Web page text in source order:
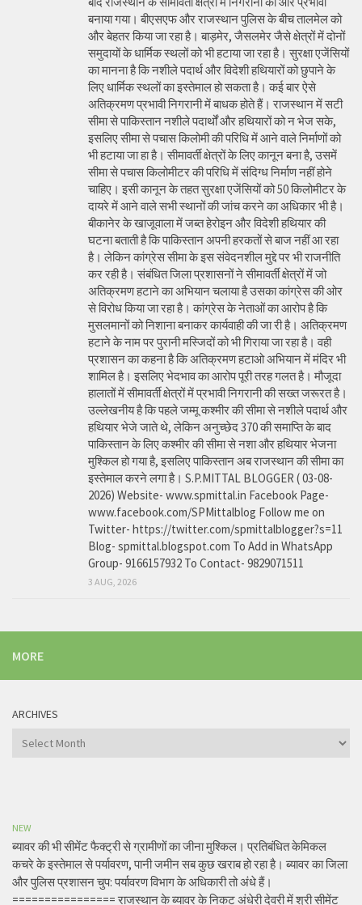
बनाया गया। बीएसएफ और राजस्थान पुलिस के बीच तालमेल को
और बेहतर किया जा रहा है। बाड़मेर, जैसलमेर जैसे क्षेत्रों में दोनों
समुदायों के धार्मिक स्थलों को भी हटाया जा रहा है। सुरक्षा एजेंसियों
का मानना है कि नशीले पदार्थ और विदेशी हथियारों को छुपाने के
लिए धार्मिक स्थलों का इस्तेमाल हो सकता है। कई बार ऐसे
अतिक्रमण प्रभावी निगरानी में बाधक होते हैं। राजस्थान में सटी
सीमा से पाकिस्तान नशीले पदार्थों और हथियारों को न भेज सके,
इसलिए सीमा से पचास किलोमी की परिधि में आने वाले निर्माणों को
भी हटाया जा हा है। सीमावर्ती क्षेत्रों के लिए कानून बना है, उसमें
सीमा से पचास किलोमीटर की परिधि में संदिग्ध निर्माण नहीं होने
चाहिए। इसी कानून के तहत सुरक्षा एजेंसियों को 50 किलोमीटर के
दायरे में आने वाले सभी स्थानों की जांच करने का अधिकार भी है।
बीकानेर के खाजूवाला में जब्त हेरोइन और विदेशी हथियार की
घटना बताती है कि पाकिस्तान अपनी हरकतों से बाज नहीं आ रहा
है। लेकिन कांग्रेस सीमा के इस संवेदनशील मुद्दे पर भी राजनीति
कर रही है। संबंधित जिला प्रशासनों ने सीमावर्ती क्षेत्रों में जो
अतिक्रमण हटाने का अभियान चलाया है उसका कांग्रेस की ओर
से विरोध किया जा रहा है। कांग्रेस के नेताओं का आरोप है कि
मुसलमानों को निशाना बनाकर कार्यवाही की जा री है। अतिक्रमण
हटाने के नाम पर पुरानी मस्जिदों को भी गिराया जा रहा है। वही
प्रशासन का कहना है कि अतिक्रमण हटाओ अभियान में मंदिर भी
शामिल है। इसलिए भेदभाव का आरोप पूरी तरह गलत है। मौजूदा
हालातों में सीमावर्ती क्षेत्रों में प्रभावी निगरानी की सख्त जरूरत है।
उल्लेखनीय है कि पहले जम्मू कश्मीर की सीमा से नशीले पदार्थ और
हथियार भेजे जाते थे, लेकिन अनुच्छेद 370 की समाप्ति के बाद
पाकिस्तान के लिए कश्मीर की सीमा से नशा और हथियार भेजना
मुश्किल हो गया है, इसलिए पाकिस्तान अब राजस्थान की सीमा का
इस्तेमाल करने लगा है। S.P.MITTAL BLOGGER ( 03-08-
2026) Website- www.spmittal.in Facebook Page-
www.facebook.com/SPMittalblog Follow me on
Twitter- https://twitter.com/spmittalblogger?s=11
Blog- spmittal.blogspot.com To Add in WhatsApp
Group- 9166157932 To Contact- 9829071511
3 AUG, 2026
MORE
ARCHIVES
Archives
NEW
ब्यावर की भी सीमेंट फैक्ट्री से ग्रामीणों का जीना मुश्किल। प्रतिबंधित केमिकल
कचरे के इस्तेमाल से पर्यावरण, पानी जमीन सब कुछ खराब हो रहा है। ब्यावर का जिला
और पुलिस प्रशासन चुप: पर्यावरण विभाग के अधिकारी तो अंधे हैं।
================ राजस्थान के ब्यावर के निकट अंधेरी देवरी में श्री सीमेंट